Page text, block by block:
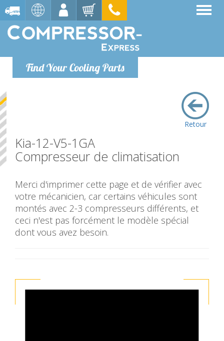
Find Your Cooling Parts
Retour
Kia-12-V5-1GA
Compresseur de climatisation
Merci d'imprimer cette page et de vérifier avec
votre mécanicien, car certains véhicules sont
montés avec 2-3 compresseurs différents, et
ceci n'est pas forcément le modèle spécial
dont vous avez besoin.